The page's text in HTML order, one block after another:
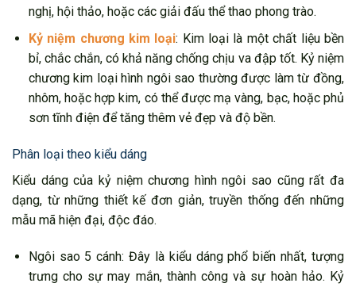
nghị, hội thảo, hoặc các giải đấu thể thao phong trào.
Kỷ niệm chương kim loại: Kim loại là một chất liệu bền
bỉ, chắc chắn, có khả năng chống chịu va đập tốt. Kỷ niệm
chương kim loại hình ngôi sao thường được làm từ đồng,
nhôm, hoặc hợp kim, có thể được mạ vàng, bạc, hoặc phủ
sơn tĩnh điện để tăng thêm vẻ đẹp và độ bền.
Phân loại theo kiểu dáng
Kiểu dáng của kỷ niệm chương hình ngôi sao cũng rất đa
dạng, từ những thiết kế đơn giản, truyền thống đến những
mẫu mã hiện đại, độc đáo.
Ngôi sao 5 cánh: Đây là kiểu dáng phổ biến nhất, tượng
trưng cho sự may mắn, thành công và sự hoàn hảo. Kỷ